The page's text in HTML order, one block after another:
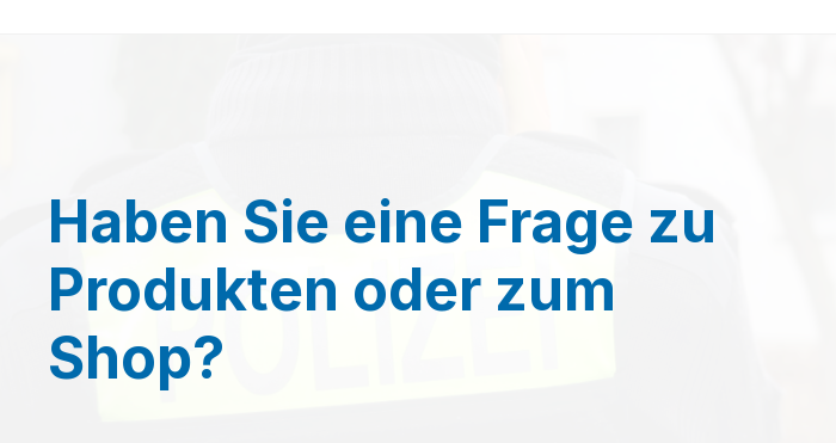
Haben Sie eine Frage zu
Produkten oder zum
Shop?